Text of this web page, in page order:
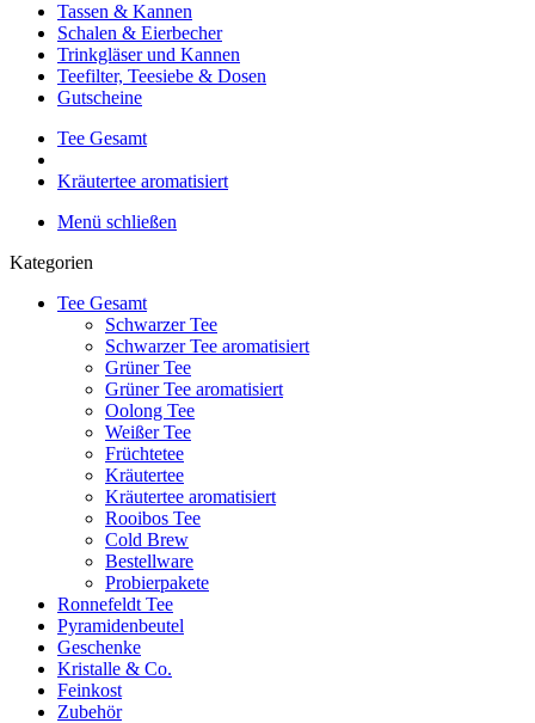
Tassen & Kannen
Schalen & Eierbecher
Trinkgläser und Kannen
Teefilter, Teesiebe & Dosen
Gutscheine
Tee Gesamt
Kräutertee aromatisiert
Menü schließen
Kategorien
Tee Gesamt
Schwarzer Tee
Schwarzer Tee aromatisiert
Grüner Tee
Grüner Tee aromatisiert
Oolong Tee
Weißer Tee
Früchtetee
Kräutertee
Kräutertee aromatisiert
Rooibos Tee
Cold Brew
Bestellware
Probierpakete
Ronnefeldt Tee
Pyramidenbeutel
Geschenke
Kristalle & Co.
Feinkost
Zubehör